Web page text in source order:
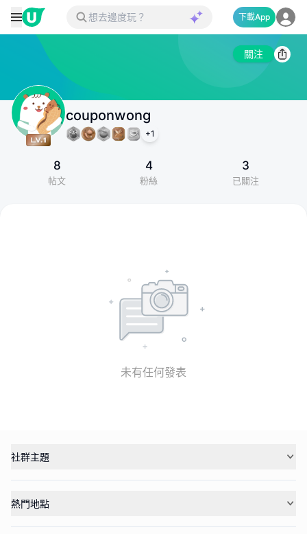
下載App
關注
couponwong
+1
8
帖文
4
粉絲
3
已關注
未有任何發表
社群主題
熱門地點